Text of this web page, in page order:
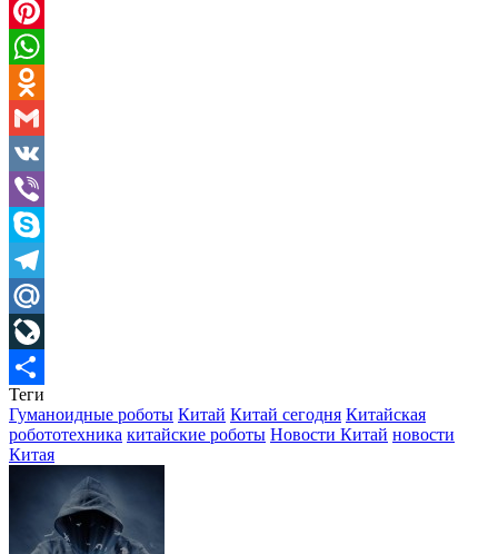
Twitter
Pinterest
WhatsApp
Odnoklassniki
Gmail
VK
Viber
Skype
Telegram
Mail.Ru
LiveJournal
Отправить
Теги
Гуманоидные роботы Китай Китай сегодня Китайская
робототехника китайские роботы Новости Китай новости
Китая